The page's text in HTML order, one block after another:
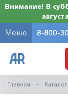
Внимание! В
Меню 8-800-
Главная Каталог